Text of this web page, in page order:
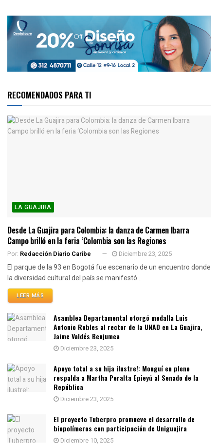
RECOMENDADOS PARA TI
LA GUAJIRA
Desde La Guajira para Colombia: la danza de Carmen Ibarra
Campo brilló en la feria ‘Colombia son las Regiones
Por: Redacción Diario Caribe Diciembre 23, 2025
El parque de la 93 en Bogotá fue escenario de un encuentro donde
la diversidad cultural del país se manifestó...
LEER MÁS
Asamblea Departamental otorgó medalla Luis
Antonio Robles al rector de la UNAD en La Guajira,
Jaime Valdés Benjumea
Diciembre 23, 2025
Apoyo total a su hija ilustre!: Monguí en pleno
respalda a Martha Peralta Epieyú al Senado de la
República
Diciembre 23, 2025
El proyecto Tuberpro promueve el desarrollo de
biopolímeros con participación de Uniguajira
Diciembre 10, 2025